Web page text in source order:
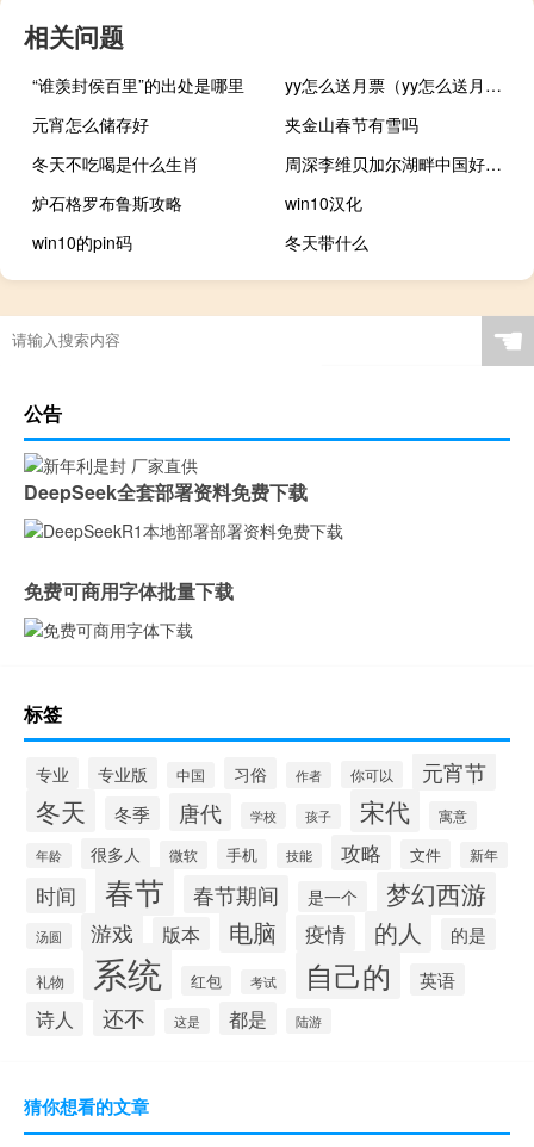
相关问题
“谁羡封侯百里”的出处是哪里
yy怎么送月票（yy怎么送月票）
元宵怎么储存好
夹金山春节有雪吗
冬天不吃喝是什么生肖
周深李维贝加尔湖畔中国好声音是哪一期（周深李维贝加尔湖畔）
炉石格罗布鲁斯攻略
win10汉化
win10的pin码
冬天带什么
☚
公告
DeepSeek全套部署资料免费下载
免费可商用字体批量下载
标签
专业 专业版 中国 习俗 作者 你可以 元宵节
冬天 冬季 唐代 学校 孩子 宋代 寓意
年龄 很多人 微软 手机 技能 攻略 文件 新年
时间 春节 春节期间 是一个 梦幻西游
汤圆 游戏 版本 电脑 疫情 的人 的是
礼物 系统 红包 考试 自己的 英语
诗人 还不 这是 都是 陆游
猜你想看的文章